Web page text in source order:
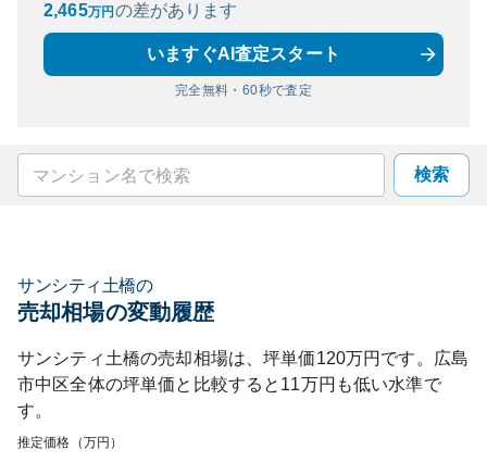
2,465万円 の差があります
いますぐAI査定スタート
完全無料・60秒で査定
検索
サンシティ土橋の
売却相場の変動履歴
サンシティ土橋の売却相場は、坪単価120万円です。
広島
市中区全体の坪単価と比較すると 11万円も低い水準で
す。
推定価格（万円）